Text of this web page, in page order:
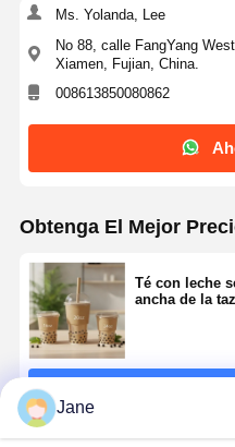
Ms. Yolanda, Lee
No 88, calle FangYang
Xiamen, Fujian, China.
008613850080862
Obtenga El Mejor
Té con leche
ancha de la
Jane